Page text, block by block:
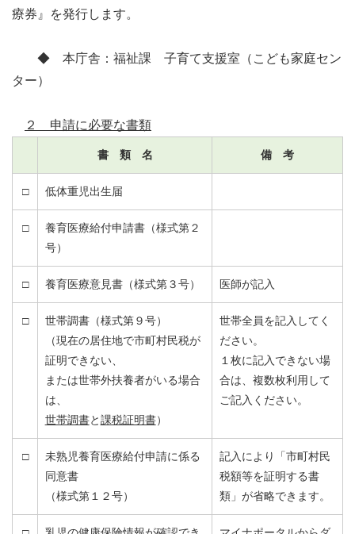
療券』を発行します。
◆ 本庁舎：福祉課 子育て支援室（こども家庭セン
ター）
２ 申請に必要な書類
書 類 名 備 考
□ 低体重児出生届
□
養育医療給付申請書（様式第２
号）
□ 養育医療意見書（様式第３号） 医師が記入
□
世帯調書（様式第９号）
（現在の居住地で市町村民税が
証明できない、
または世帯外扶養者がいる場合
は、
世帯調書と課税証明書）
世帯全員を記入してく
ださい。
１枚に記入できない場
合は、複数枚利用して
ご記入ください。
□
未熟児養育医療給付申請に係る
同意書
（様式第１２号）
記入により「市町村民
税額等を証明する書
類」が省略できます。